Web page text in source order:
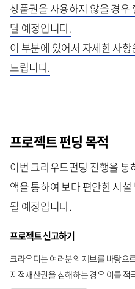
상품권을 사용하지 않을 경우
달 예정입니다.
이 부분에 있어서 자세한 사
드립니다.
프로젝트 펀딩 목적
이번 크라우드펀딩 진행을 통
액을 통하여 보다 편안한 시
될 예정입니다.
프로젝트 신고하기
크라우디는 여러분의 제보를 바탕으
지적재산권을 침해하는 경우 이를 적